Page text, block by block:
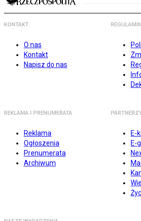
KONTAKT
O nas
Kontakt
Napisz do nas
REGULAMIN
REKLAMA I PRENUMERATA
Reklama
Ogłoszenia
Prenumerata
Archiwum
E-
E-